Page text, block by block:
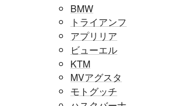
BMW
トライアンフ
アプリリア
ビューエル
KTM
MVアグスタ
モトグッチ